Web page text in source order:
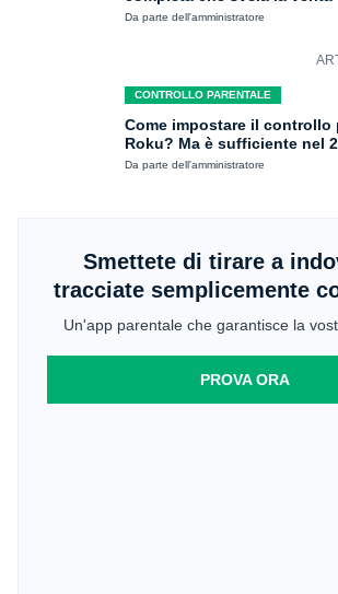
Da parte dell'amministratore
CONTROLLO PARENTALE
Come impostare il controllo
Roku? Ma è sufficiente nel
Da parte dell'amministratore
Smettete di tirare a
tracciate semplicemente
Un'app parentale che garantisce la
PROVA ORA